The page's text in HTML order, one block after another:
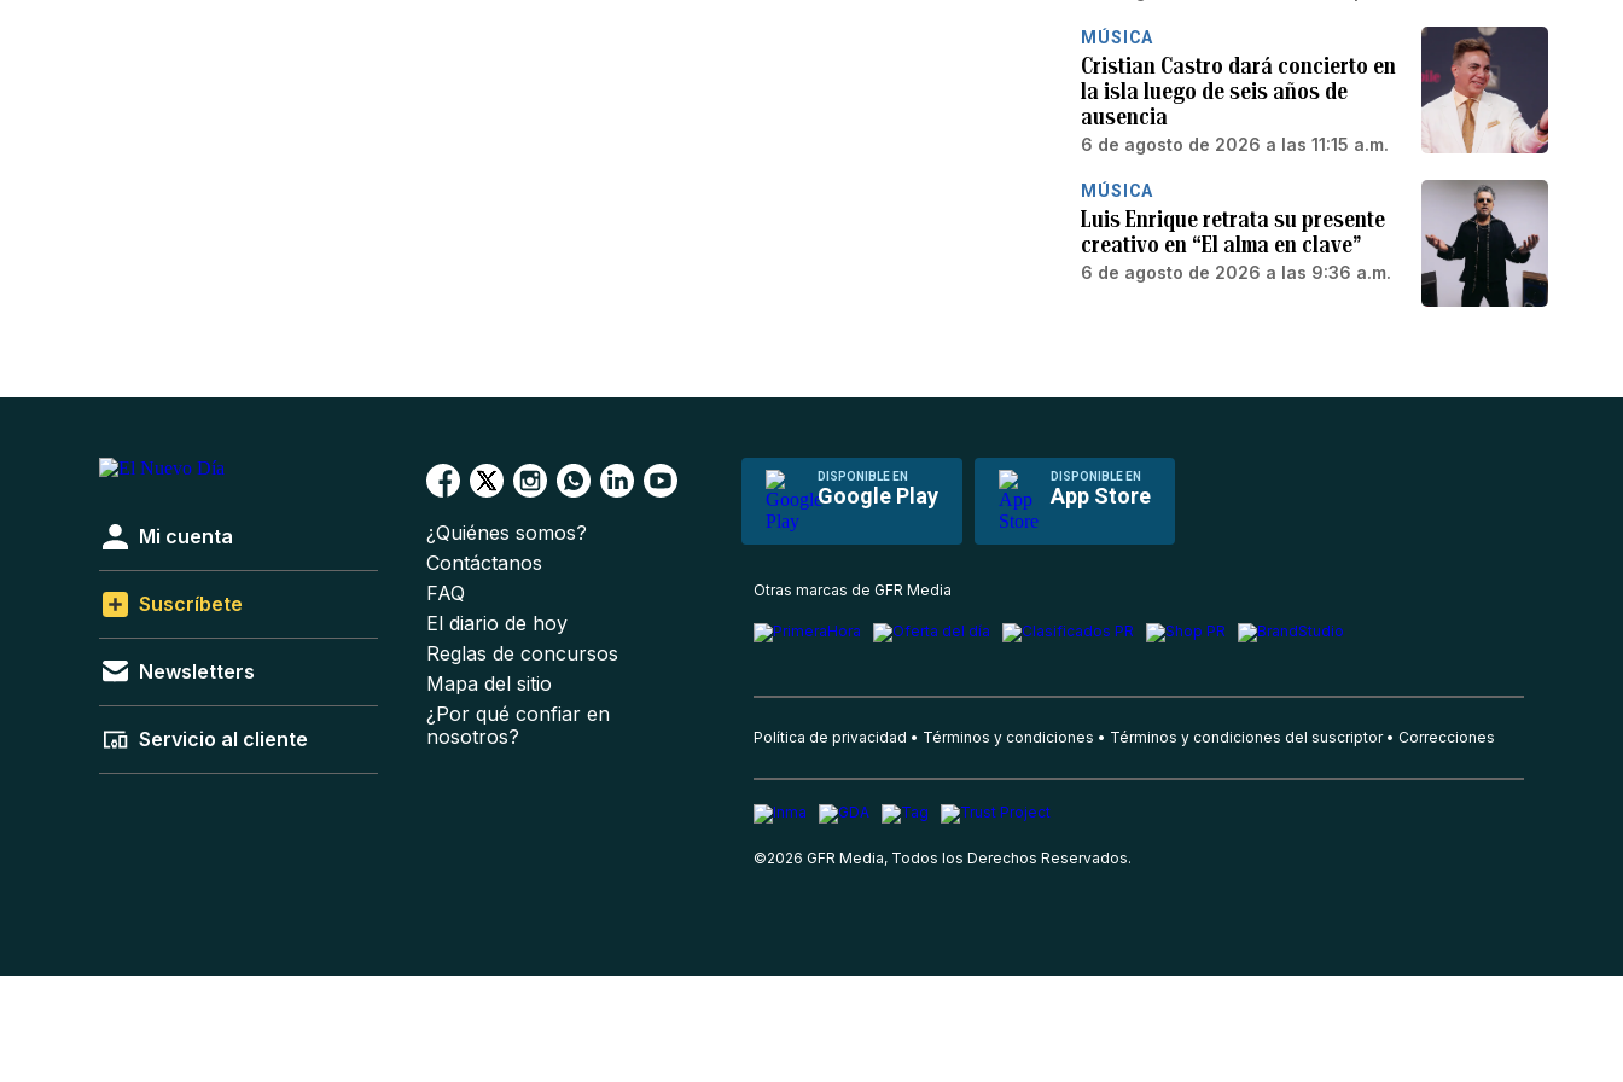
MÚSICA
Cristian Castro dará concierto en
la isla luego de seis años de
ausencia
6 de agosto de 2026 a las 11:15 a.m.
MÚSICA
Luis Enrique retrata su presente
creativo en “El alma en clave”
6 de agosto de 2026 a las 9:36 a.m.
DISPONIBLE EN
Google Play
DISPONIBLE EN
App Store
Mi cuenta
Suscríbete
Newsletters
Servicio al cliente
¿Quiénes somos?
Contáctanos
FAQ
El diario de hoy
Reglas de concursos
Mapa del sitio
¿Por qué confiar en
nosotros?
Otras marcas de GFR Media
Política de privacidad Términos y condiciones Términos y condiciones del suscriptor Correcciones
©2026 GFR Media, Todos los Derechos Reservados.